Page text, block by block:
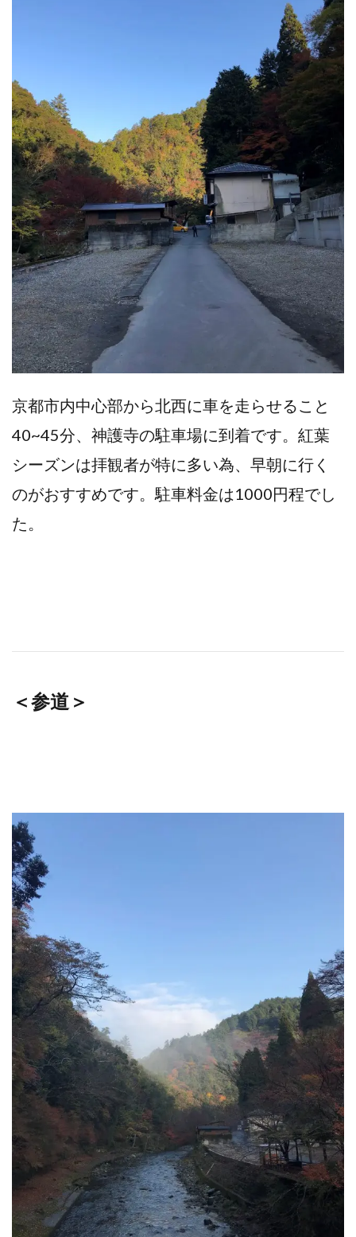
京都市内中心部から北西に車を走らせること
40~45分、神護寺の駐車場に到着です。紅葉
シーズンは拝観者が特に多い為、早朝に行く
のがおすすめです。駐車料金は1000円程でし
た。
＜参道＞